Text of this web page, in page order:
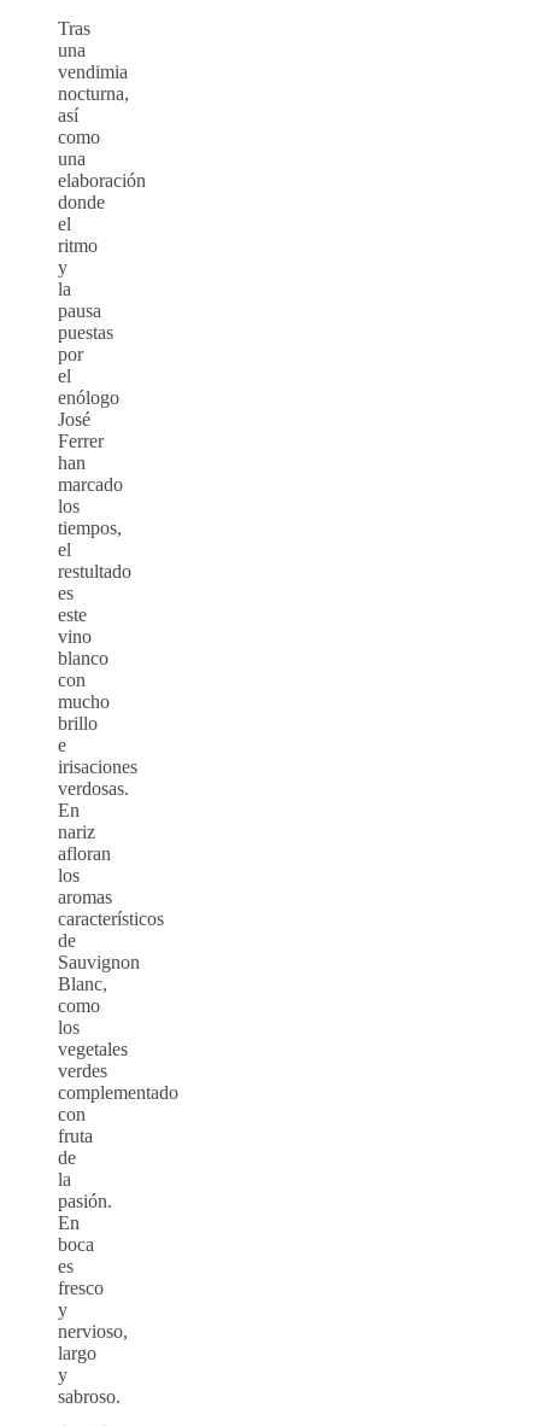
Tras
una
vendimia
nocturna,
así
como
una
elaboración
donde
el
ritmo
y
la
pausa
puestas
por
el
enólogo
José
Ferrer
han
marcado
los
tiempos,
el
restultado
es
este
vino
blanco
con
mucho
brillo
e
irisaciones
verdosas.
En
nariz
afloran
los
aromas
característicos
de
Sauvignon
Blanc,
como
los
vegetales
verdes
complementado
con
fruta
de
la
pasión.
En
boca
es
fresco
y
nervioso,
largo
y
sabroso.